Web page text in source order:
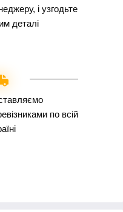
і узгодьте
деталі
по всій